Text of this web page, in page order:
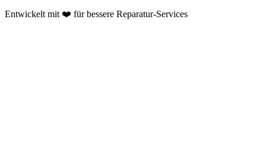
Entwickelt mit ❤️ für bessere Reparatur-Services